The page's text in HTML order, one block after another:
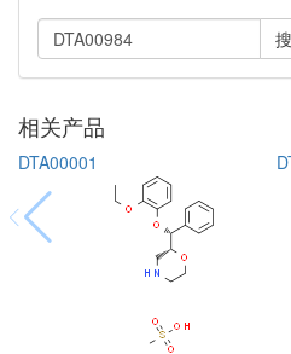
相关产品
DTA00001